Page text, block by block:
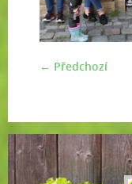
← Předchozí